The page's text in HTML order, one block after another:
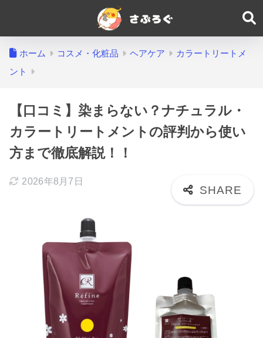
ホーム コスメ・化粧品 ヘアケア
カラートリートメ
ント
【口コミ】染まらない？ナチュラル・
カラートリートメントの評判から使い
方まで徹底解説！！
2026年8月7日